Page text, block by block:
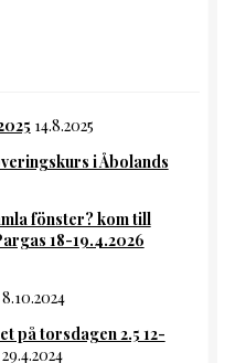
14.8.2025
i Åbolands
fönster? kom till
18-19.4.2026
8.10.2024
på torsdagen 2.5 12-
29.4.2024